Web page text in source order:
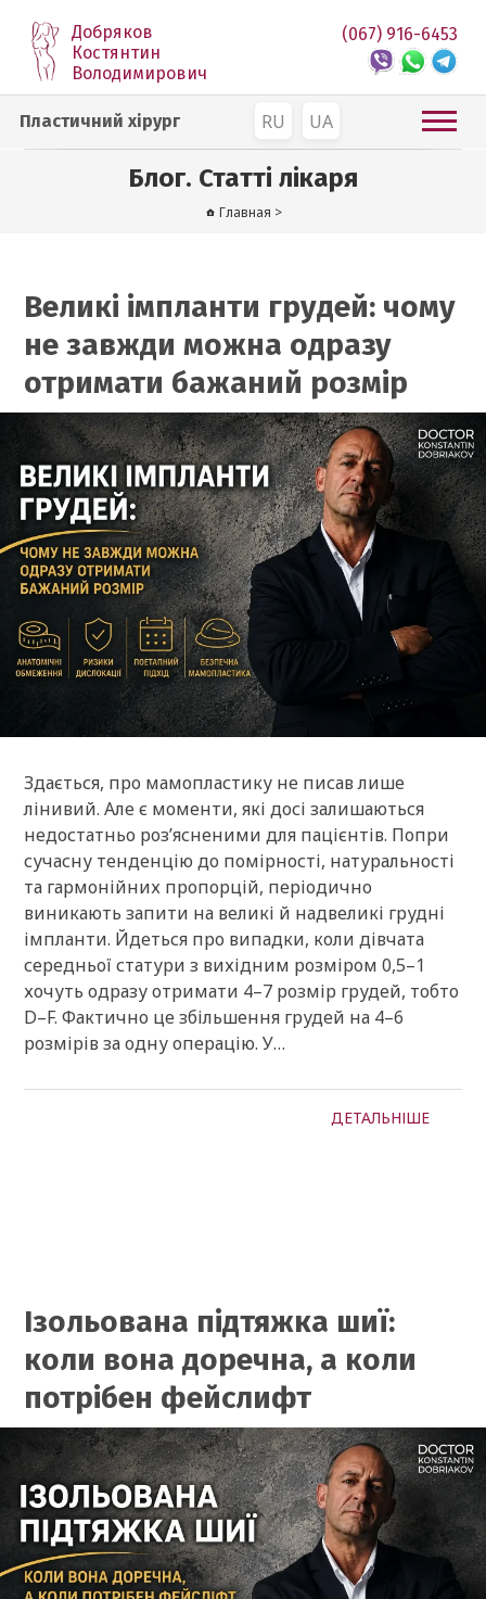
Добряков
Костянтин
Володимирович
RU UA
(067) 916-6453
Пластичний хірург
Блог. Статті лікаря
Главная >
Великі імпланти грудей: чому
не завжди можна одразу
отримати бажаний розмір
Здається, про мамопластику не писав лише
лінивий. Але є моменти, які досі залишаються
недостатньо роз’ясненими для пацієнтів. Попри
сучасну тенденцію до помірності, натуральності
та гармонійних пропорцій, періодично
виникають запити на великі й надвеликі грудні
імпланти. Йдеться про випадки, коли дівчата
середньої статури з вихідним розміром 0,5–1
хочуть одразу отримати 4–7 розмір грудей, тобто
D–F. Фактично це збільшення грудей на 4–6
розмірів за одну операцію. У…
ДЕТАЛЬНІШЕ
Ізольована підтяжка шиї:
коли вона доречна, а коли
потрібен фейслифт